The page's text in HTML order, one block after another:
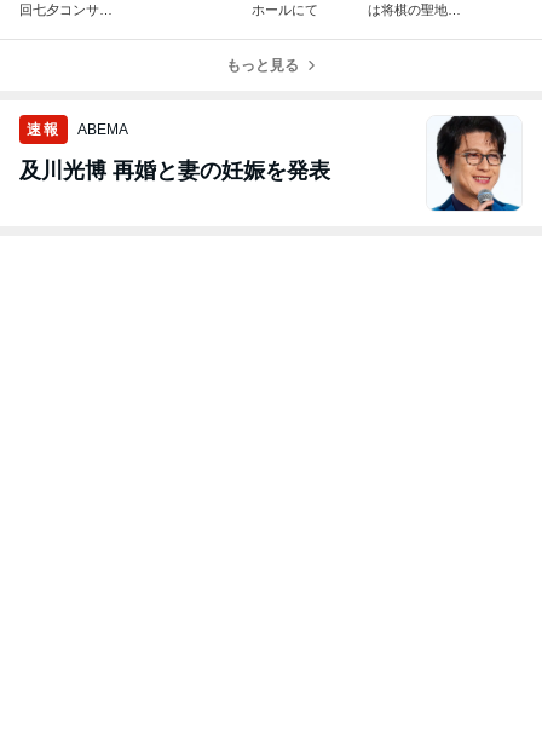
回七夕コンサー
ホールにて
は将棋の聖地で
もっと見る
速報 ABEMA
及川光博 再婚と妻の妊娠を発表